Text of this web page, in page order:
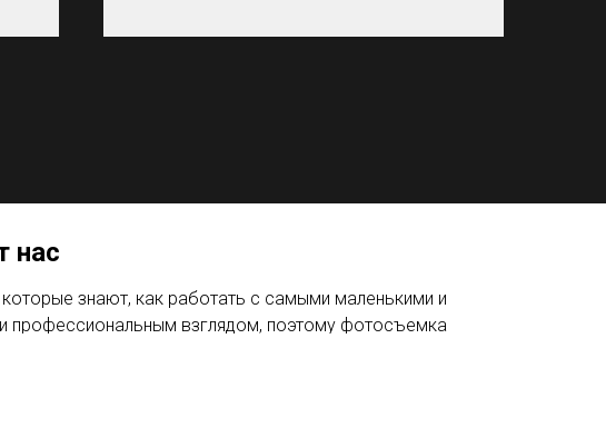
нас
знают, как работать с самыми маленькими и
профессиональным взглядом, поэтому фотосъемка